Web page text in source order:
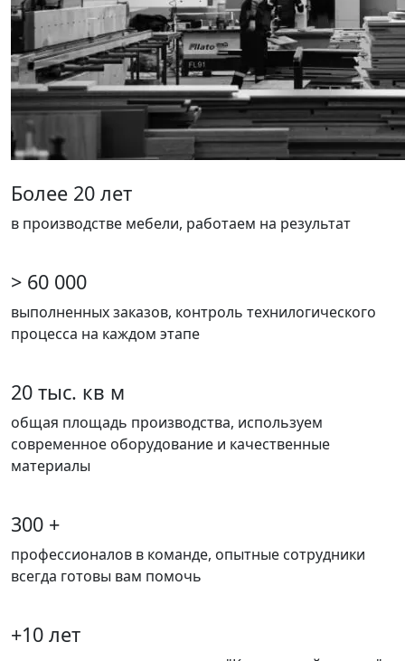
Более 20 лет
в производстве мебели, работаем на результат
> 60 000
выполненных заказов, контроль технилогического
процесса на каждом этапе
20 тыс. кв м
общая площадь производства, используем
современное оборудование и качественные
материалы
300 +
профессионалов в команде, опытные сотрудники
всегда готовы вам помочь
+10 лет